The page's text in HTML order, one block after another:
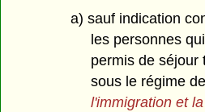
a) sauf indication
les personnes
permis de séjour
sous le régime
l'immigration et